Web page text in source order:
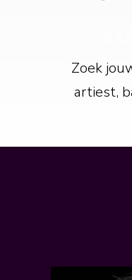
Zoek
artiest,